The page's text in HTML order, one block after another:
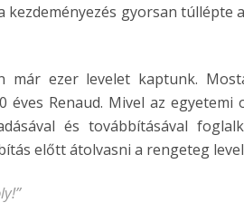
kezdeményezés gyorsan túllépte
már ezer levelet kaptunk.
éves Renaud. Mivel az
és továbbításával
előtt átolvasni a rengeteg